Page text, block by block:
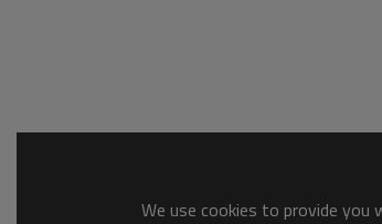
We use cookies to provide you